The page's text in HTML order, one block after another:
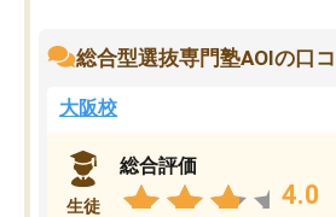
総合型選抜専門塾AOIの口
大阪校
生徒
総合評価
4.0